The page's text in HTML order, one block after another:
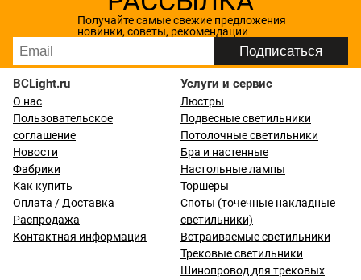
Получайте самые свежие предложения
новинки, советы, рекомендации
BCLight.ru
О нас
Пользовательское
соглашение
Новости
Фабрики
Как купить
Оплата / Доставка
Распродажа
Контактная информация
Услуги и сервис
Люстры
Подвесные светильники
Потолочные светильники
Бра и настенные
Настольные лампы
Торшеры
Споты (точечные накладные
светильники)
Встраиваемые светильники
Трековые светильники
Шинопровод для трековых